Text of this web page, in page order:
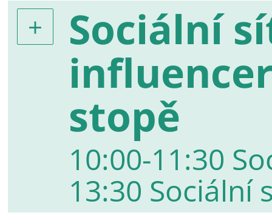
Sociální
stopě
10:00-11:30
13:30 Sociální